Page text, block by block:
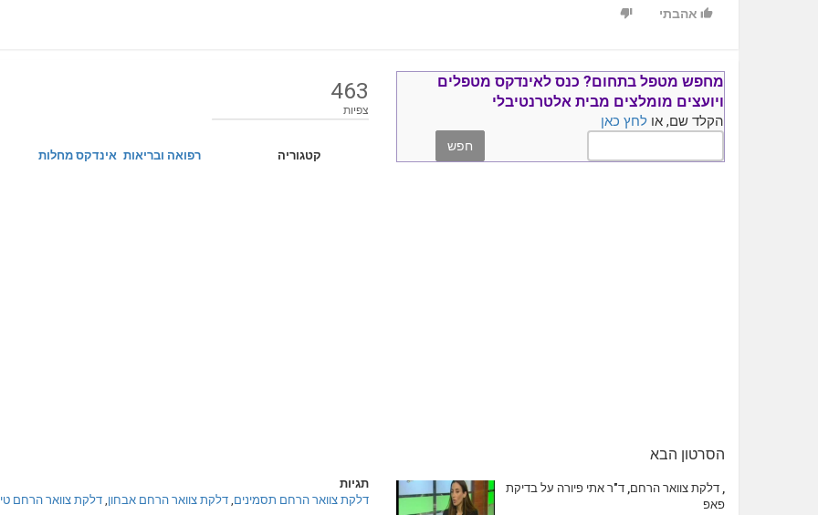
אהבתי
463
צפיות
קטגוריה רפואה ובריאות אינדקס מחלות
תגיות
דלקת צוואר הרחם תסמינים, דלקת צוואר הרחם אבחון, דלקת צוואר הרחם
מחפש מטפל בתחום? כנס לאינדקס מטפלים
ויועצים מומלצים מבית אלטרנטיבלי
הקלד שם, או לחץ כאן
הסרטון הבא
, דלקת צוואר הרחם, ד"ר אתי פיורה על בדיקת
פאפ